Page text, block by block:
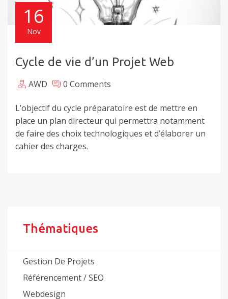
16
Nov
Cycle de vie d’un Projet Web
AWD 0 Comments
L’objectif du cycle préparatoire est de mettre en
place un plan directeur qui permettra notamment
de faire des choix technologiques et d’élaborer un
cahier des charges.
Thématiques
Gestion De Projets
Référencement / SEO
Webdesign